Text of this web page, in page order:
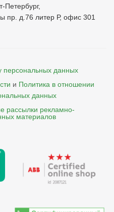
Петербург,
пр. д.76 литер Р, офис 301
персональных данных
и Политика в отношении
данных
рассылки рекламно-
материалов